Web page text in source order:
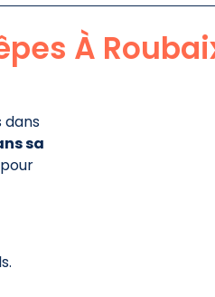
À
dans
sa
pour